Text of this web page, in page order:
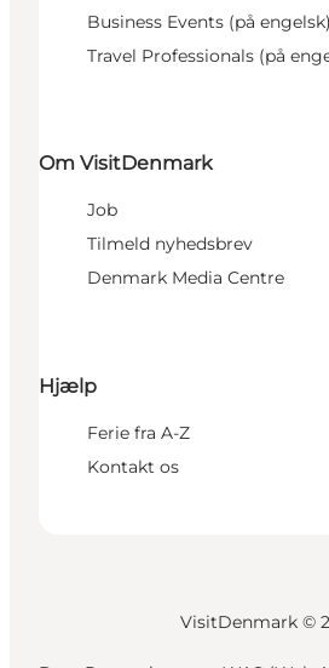
Business Events (på engelsk)
Travel Professionals (på
Om VisitDenmark
Job
Tilmeld nyhedsbrev
Denmark Media Centre
Hjælp
Ferie fra A-Z
Kontakt os
VisitDenmark ©